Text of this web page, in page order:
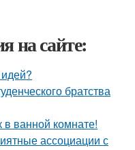
на сайте:
братства
ванной комнате!
ассоциации с